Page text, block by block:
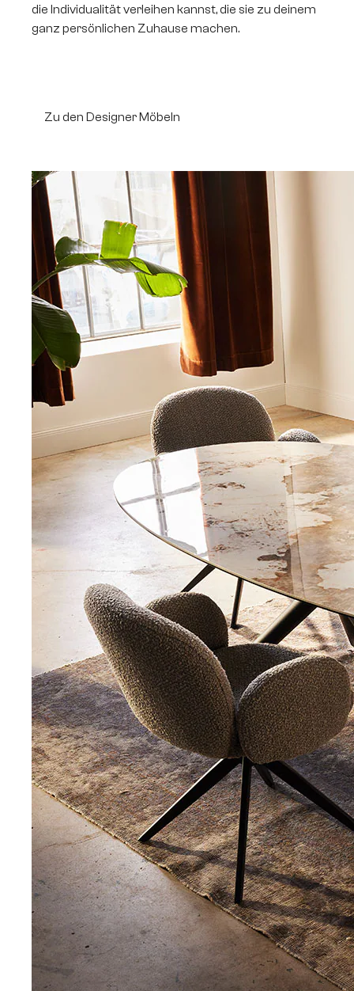
die Individualität verleihen kannst, die sie zu deinem
ganz persönlichen Zuhause machen.
Zu den Designer Möbeln